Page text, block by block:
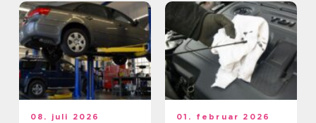
08. juli 2026 01. februar 2026